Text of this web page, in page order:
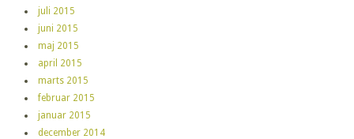
juli 2015
juni 2015
maj 2015
april 2015
marts 2015
februar 2015
januar 2015
december 2014